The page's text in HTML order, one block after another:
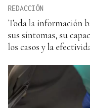
REDACCIÓN
Toda la información
sus síntomas, su
los casos y la